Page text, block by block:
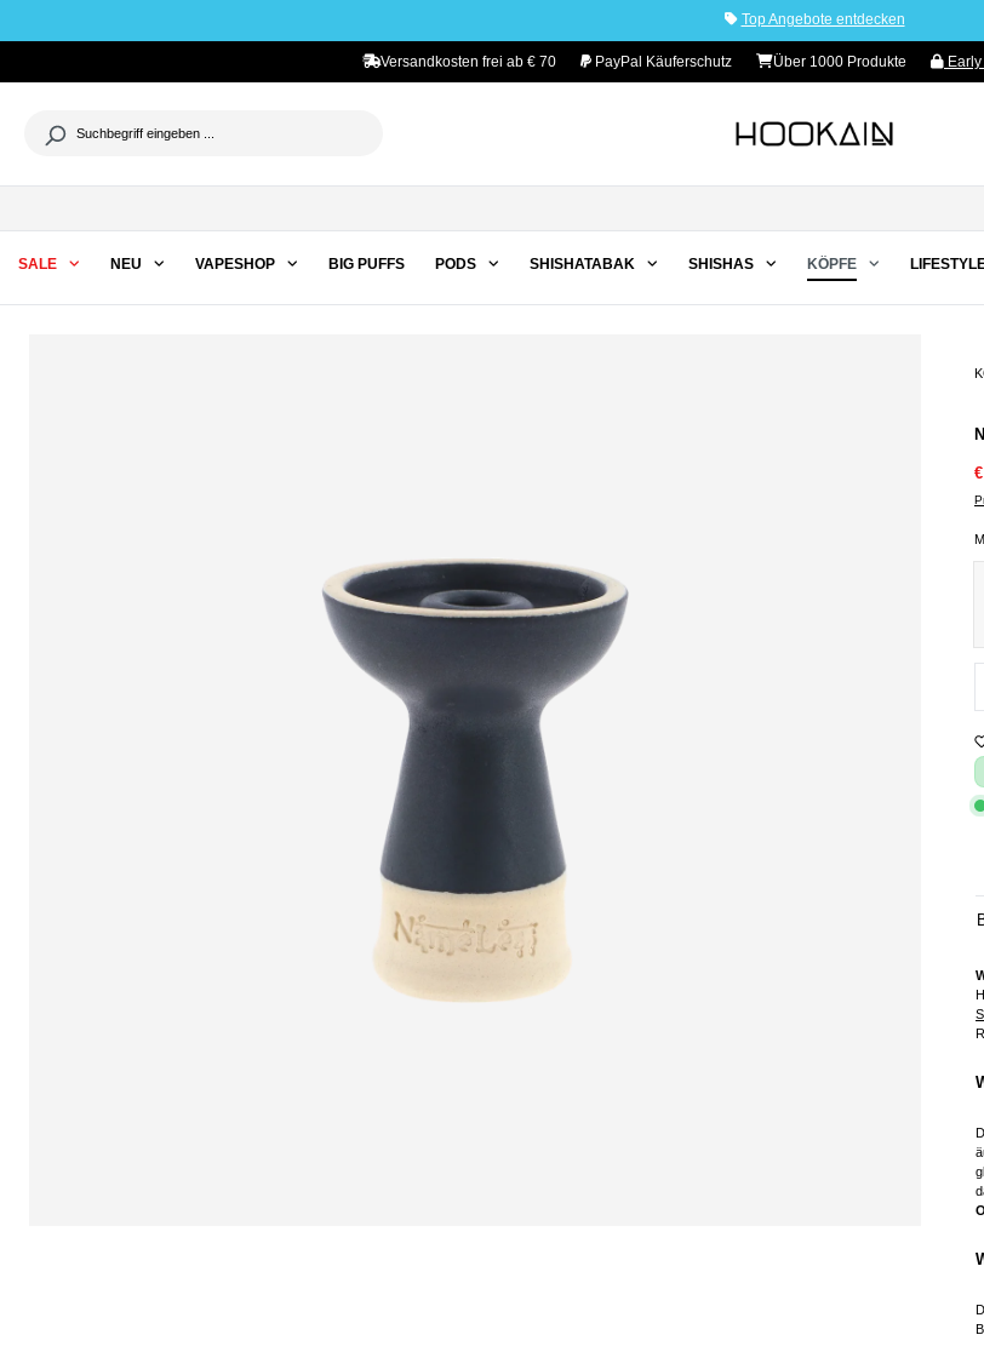
Top Angebote entdecken
Versandkosten frei ab € 70 PayPal Käuferschutz Über 1000 Produkte
SALE NEU VAPESHOP BIG PUFFS PODS SHISHATABAK SHISHAS KÖPFE